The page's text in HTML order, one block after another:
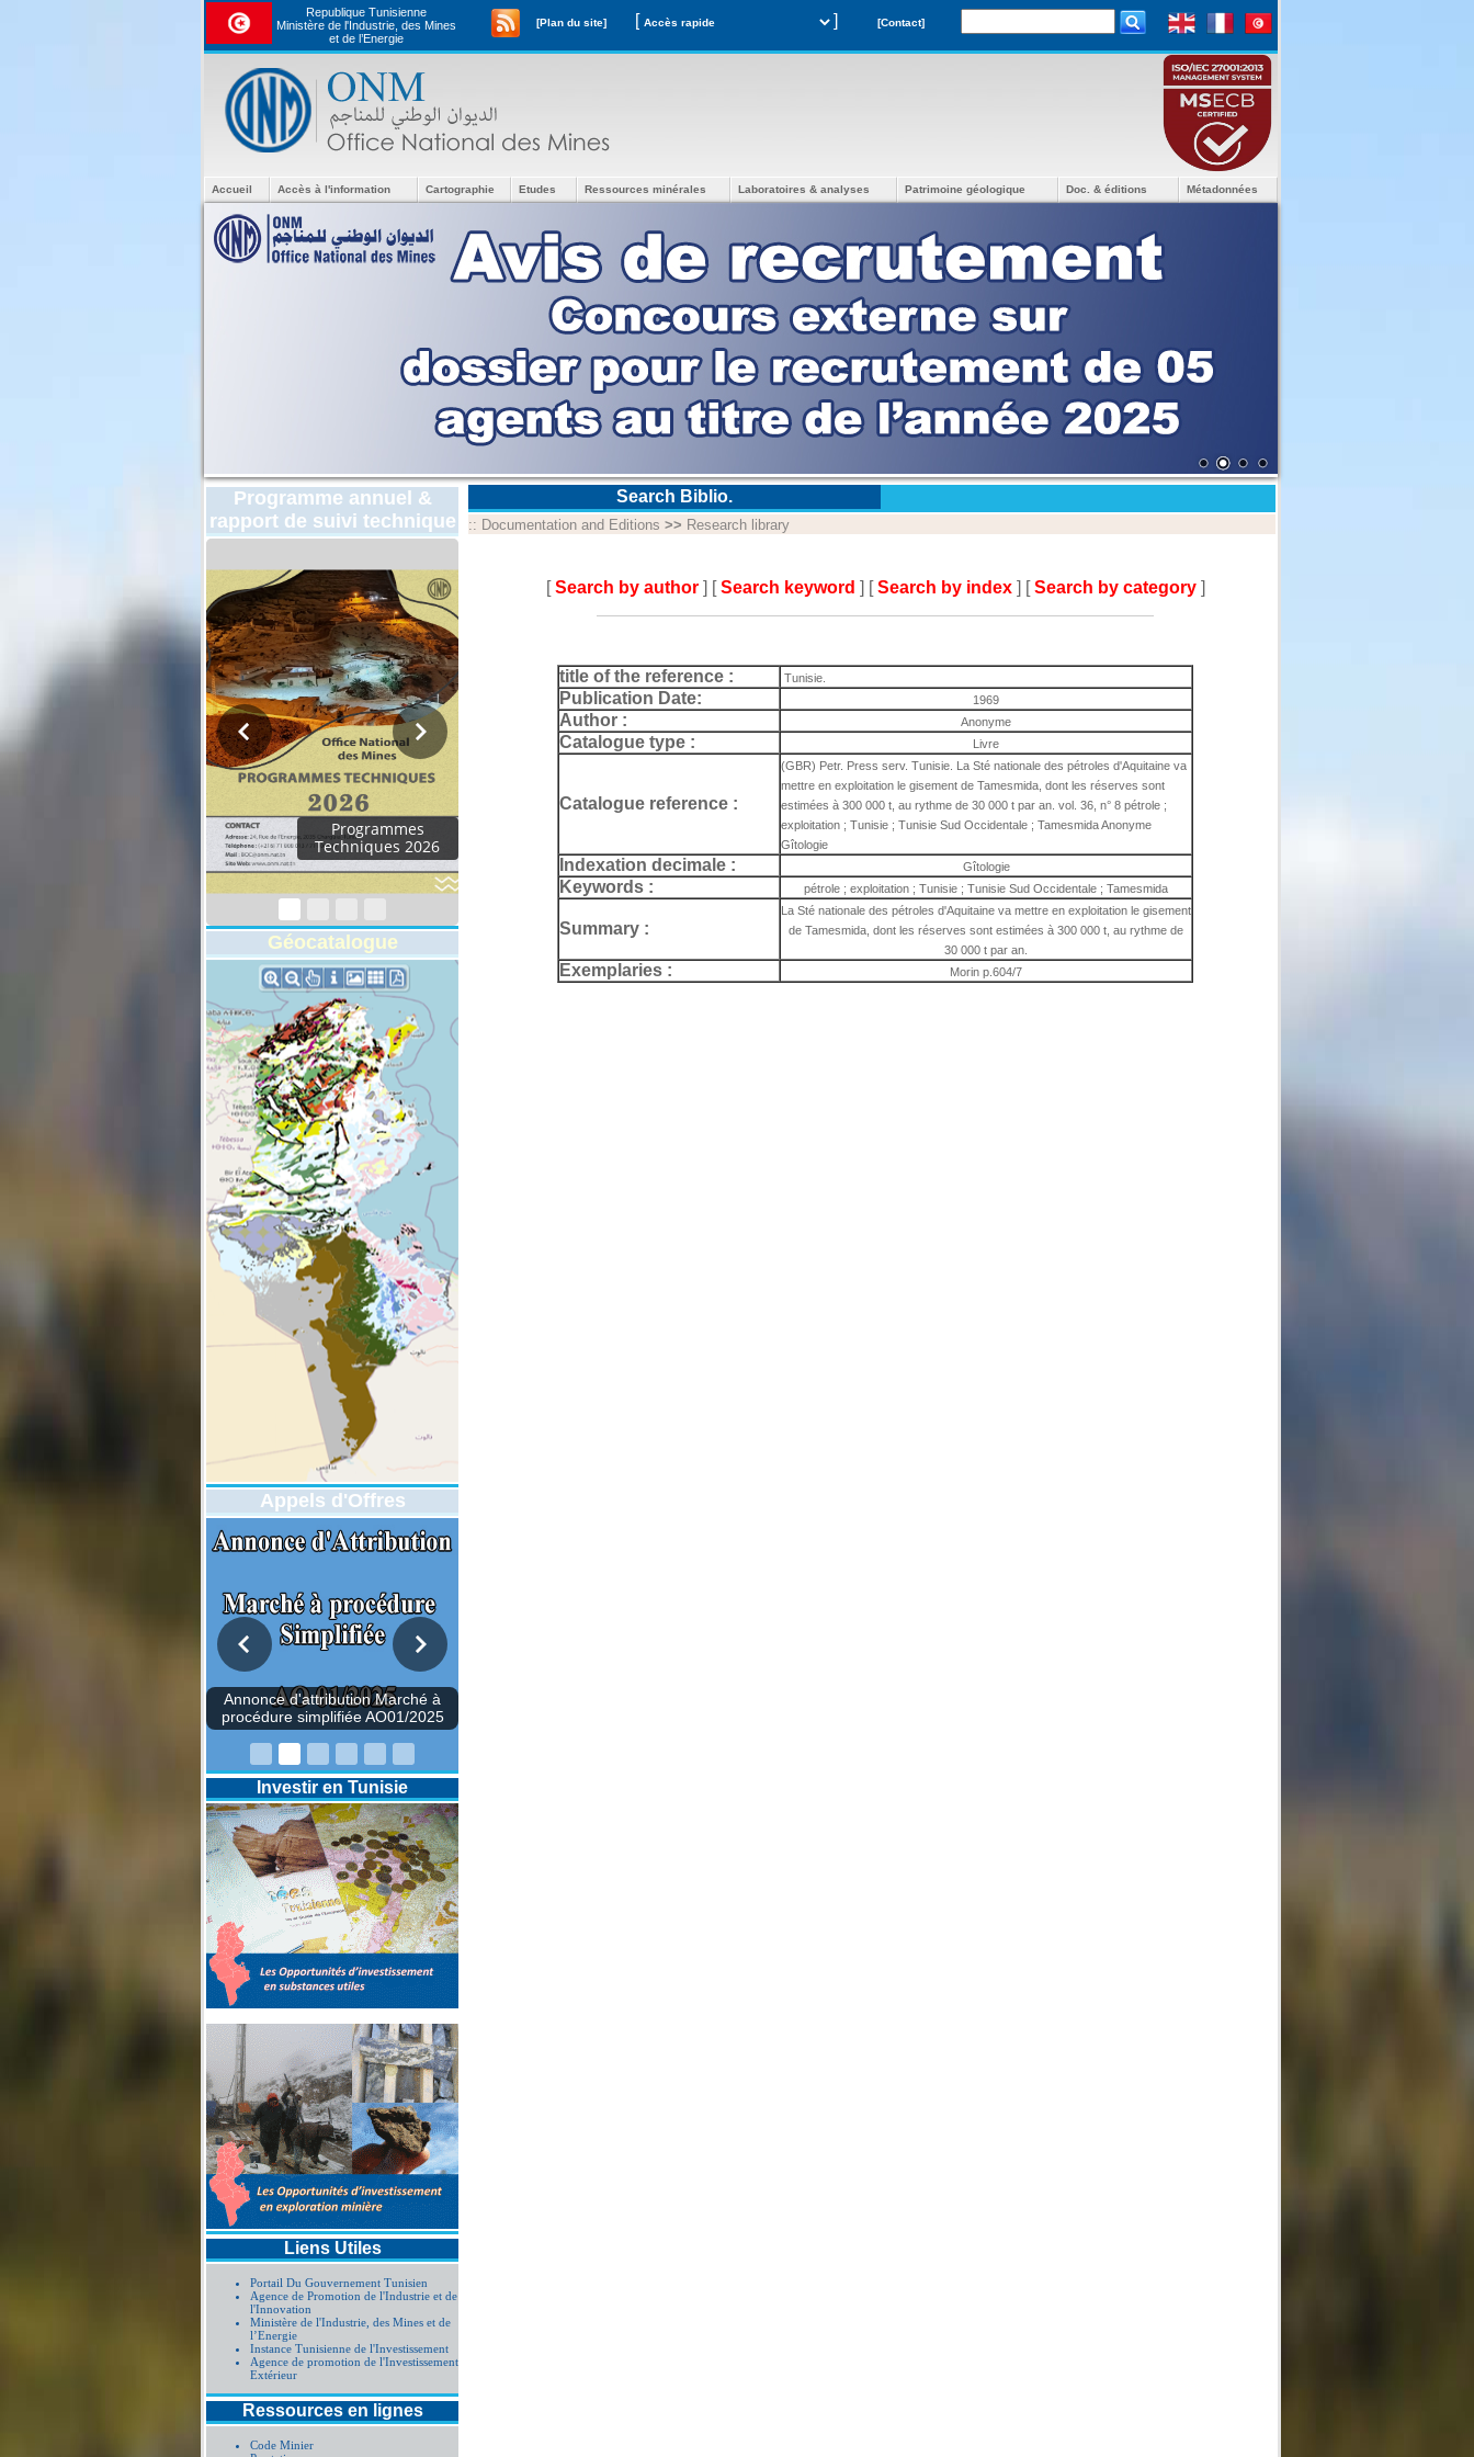
Republique Tunisienne
Ministère de l'Industrie, des Mines
et de l’Energie
[Plan du site] [ ] [Contact]
Accueil Accès à l'information Cartographie Etudes Ressources minérales Laboratoires & analyses Patrimoine géologique Doc. & éditions Métadonnées
Programme annuel &
rapport de suivi technique
Programmes
Techniques 2026
Géocatalogue
Appels d'Offres
Annonce d'attribution Marché à
procédure simplifiée AO01/2025
Investir en Tunisie
Liens Utiles
Portail Du Gouvernement Tunisien
Agence de Promotion de l'Industrie et de
l'Innovation
Ministère de l'Industrie, des Mines et de
l’Energie
Instance Tunisienne de l'Investissement
Agence de promotion de l'Investissement
Extérieur
Ressources en lignes
Code Minier
Search Biblio.
:: Documentation and Editions >> Research library
[Search by author ] [Search keyword ] [Search by index ] [Search by category ]
title of the reference : Tunisie.
Publication Date: 1969
Author : Anonyme
Catalogue type : Livre
Catalogue reference :
(GBR) Petr. Press serv. Tunisie. La Sté nationale des pétroles d'Aquitaine va
mettre en exploitation le gisement de Tamesmida, dont les réserves sont
estimées à 300 000 t, au rythme de 30 000 t par an. vol. 36, n° 8 pétrole ;
exploitation ; Tunisie ; Tunisie Sud Occidentale ; Tamesmida Anonyme
Gîtologie
Indexation decimale : Gîtologie
Keywords : pétrole ; exploitation ; Tunisie ; Tunisie Sud Occidentale ; Tamesmida
Summary :
La Sté nationale des pétroles d'Aquitaine va mettre en exploitation le gisement
de Tamesmida, dont les réserves sont estimées à 300 000 t, au rythme de
30 000 t par an.
Exemplaries : Morin p.604/7